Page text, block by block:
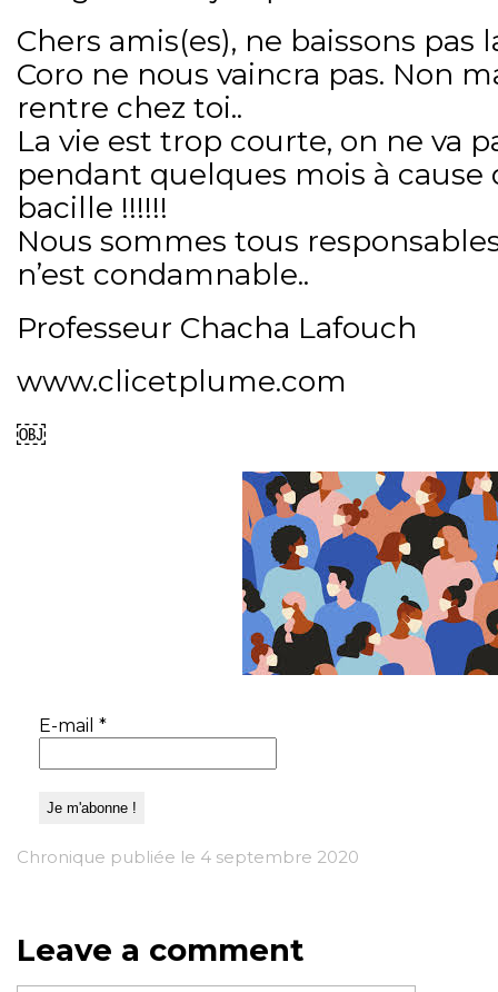
Chers amis(es), ne baissons pas
Coro ne nous vaincra pas. Non
rentre chez toi..
La vie est trop courte, on ne va
pendant quelques mois à
bacille !!!!!!
Nous sommes tous
n’est condamnable..
Professeur Chacha Lafouch
www.clicetplume.com
￼
E-mail *
Chronique publiée le 4 septembre 2020
Leave a comment